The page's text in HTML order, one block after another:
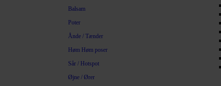
Balsam
Poter
Ånde / Tænder
Høm Høm poser
Sår / Hotspot
Øjne / Ører